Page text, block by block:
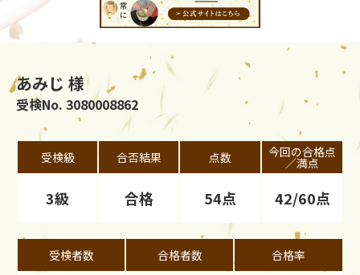
あみじ 様
受検No. 3080008862
受検級 合否結果 点数 今回の合格点
／満点
3級 合格 54点 42/60点
受検者数 合格者数 合格率